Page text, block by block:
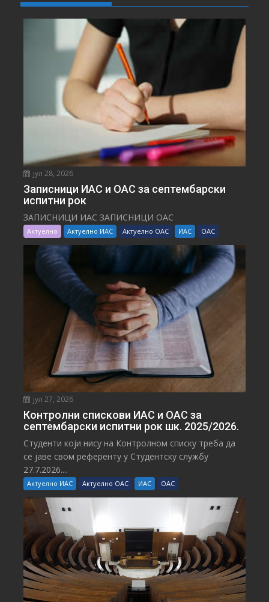
јул 28, 2026
Записници ИАС и ОАС за септембарски
испитни рок
ЗАПИСНИЦИ ИАС ЗАПИСНИЦИ ОАС
Актуелно Актуелно ИАС Актуелно ОАС ИАС ОАС
јул 27, 2026
Контролни спискови ИАС и ОАС за
септембарски испитни рок шк. 2025/2026.
Студенти који нису на Контролном списку треба да
се јаве свом референту у Студентску службу
27.7.2026....
Актуелно ИАС Актуелно ОАС ИАС ОАС